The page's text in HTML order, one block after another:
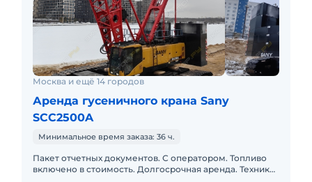
Москва и ещё 14 городов
Аренда гусеничного крана Sany
SCC2500A
Минимальное время заказа: 36 ч.
Пакет отчетных документов. С оператором. Топливо
включено в стоимость. Долгосрочная аренда. Техника